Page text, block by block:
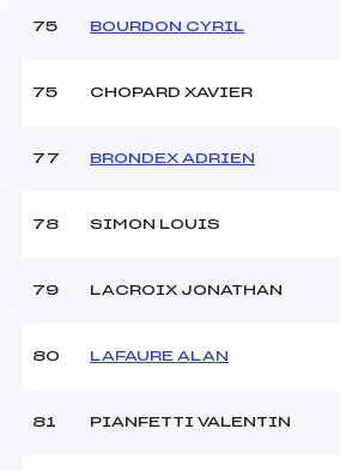
75 BOURDON CYRIL
75 CHOPARD XAVIER
77 BRONDEX ADRIEN
78 SIMON LOUIS
79 LACROIX JONATHAN
80 LAFAURE ALAN
81 PIANFETTI VALENTIN